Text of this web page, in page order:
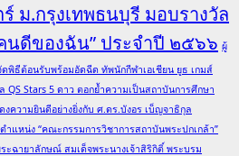
ม.กรุงเทพธนบุรี มอบรางวัล
นดีของฉัน” ประจำปี ๒๕๖๖ ผู้
พิธีต้อนรับพร้อมอัดฉีด ทัพนักกีฬาเอเชียน ยูธ เกมส์
QS Stars 5 ดาว ตอกย้ำความเป็นสถาบันการศึกษา
ความยินดีอย่างยิ่งกับ ศ.ดร.บังอร เบ็ญจาธิกุล
ำแหน่ง “คณะกรรมการวิชาการสถาบันพระปกเกล้า”
ะฉายาลักษณ์ สมเด็จพระนางเจ้าสิริกิติ์ พระบรม